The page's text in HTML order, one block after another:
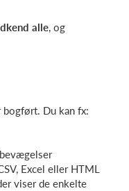
alle, og
bogført. Du kan fx:
Excel eller HTML
viser de enkelte